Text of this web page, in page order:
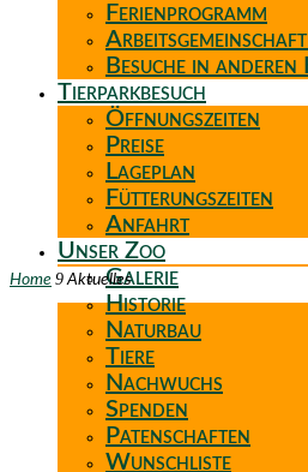
Ferienprogramm
Besuche in
Tierparkbesuch
Öffnungszeiten
Preise
Lageplan
Fütterungszeiten
Anfahrt
Unser Zoo
Galerie
Historie
Naturbau
Tiere
Nachwuchs
Spenden
Patenschaften
Wunschliste
Home 9 Aktuelles